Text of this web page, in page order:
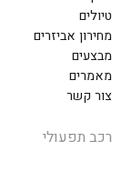
טיולים
מחירון אביזרים
מבצעים
מאמרים
צור קשר
רכב תפעולי